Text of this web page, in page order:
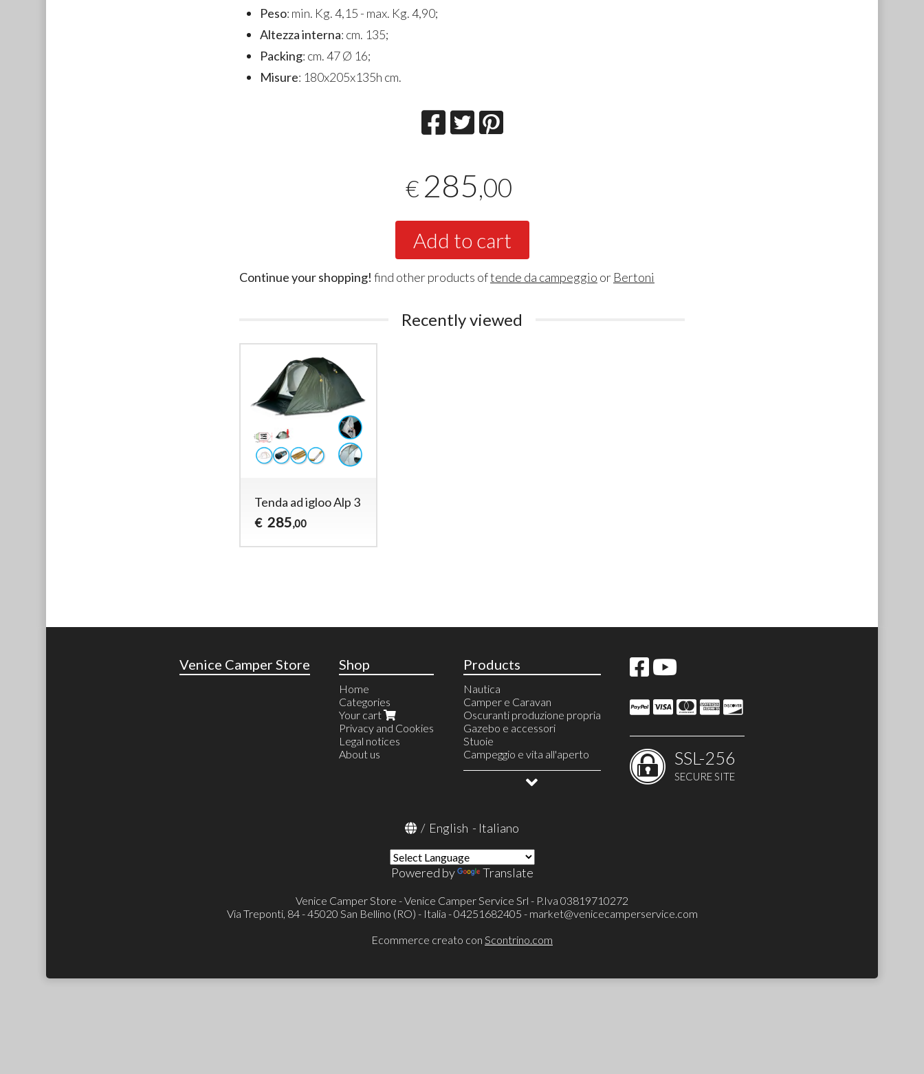
Peso: min. Kg. 4,15 - max. Kg. 4,90;
Altezza interna: cm. 135;
Packing: cm. 47 Ø 16;
Misure: 180x205x135h cm.
€ 285,00
Add to cart
Continue your shopping! find other products oftende da campeggio or Bertoni
Recently viewed
Tenda ad igloo Alp 3
€ 285,00
Venice Camper Store Shop
Home
Categories
Your cart
Privacy and Cookies
Legal notices
About us
Products
Nautica
Camper e Caravan
Oscuranti produzione propria
Gazebo e accessori
Stuoie
Campeggio e vita all'aperto
Zaini e accessori
Accessori
Allestimento veicoli
SSL-256
SECURE SITE
/ English - Italiano
Powered by Translate
Venice Camper Store - Venice Camper Service Srl - P.Iva 03819710272
Via Treponti, 84 - 45020 San Bellino (RO) - Italia - 04251682405 - market@venicecamperservice.com
Ecommerce creato con Scontrino.com